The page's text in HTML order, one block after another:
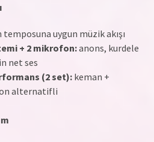
uygun müzik akışı
+ 2 mikrofon:anons, kurdele
net ses
(2 set): keman +
alternatifli